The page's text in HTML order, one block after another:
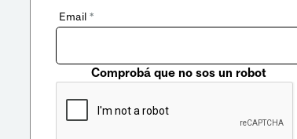
Email *
Comprobá que no sos un robot